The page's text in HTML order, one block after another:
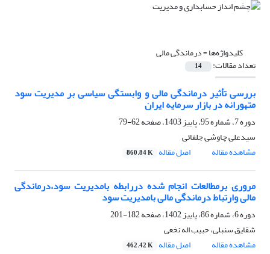
کلیدواژه‌ها =درماندگی مالی
تعداد مقالات: 14
بررسی تأثیر درماندگی مالی و وابستگی سیاسی بر مدیریت سود
متهورانه در بازار سرمایه ایران
دوره 7، شماره 95، پاییز 1403، صفحه
62-79
سیدعلی چاوشی جلفائی
مشاهده مقاله
اصل مقاله 860.84 K
مروری برمطالعات انجام شده دررابطه بامدیریت سود،درماندگی
مالی وارتباط درماندگی مالی بامدیریت سود
دوره 6، شماره 86، پاییز 1402، صفحه
182-201
شقایق سنبلی، حبیب اله نخعی
مشاهده مقاله
اصل مقاله 462.42 K